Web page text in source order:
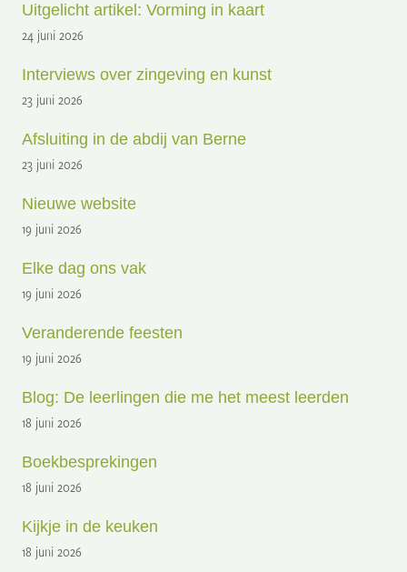
Uitgelicht artikel: Vorming in kaart
24 juni 2026
Interviews over zingeving en kunst
23 juni 2026
Afsluiting in de abdij van Berne
23 juni 2026
Nieuwe website
19 juni 2026
Elke dag ons vak
19 juni 2026
Veranderende feesten
19 juni 2026
Blog: De leerlingen die me het meest leerden
18 juni 2026
Boekbesprekingen
18 juni 2026
Kijkje in de keuken
18 juni 2026